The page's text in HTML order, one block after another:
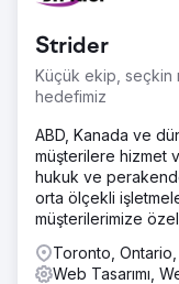
Strider
Küçük ekip, seçkin
hedefimiz
ABD, Kanada ve
müşterilere hizmet
hukuk ve
orta ölçekli
müşterilerimize
Toronto,
Web Tasarımı,